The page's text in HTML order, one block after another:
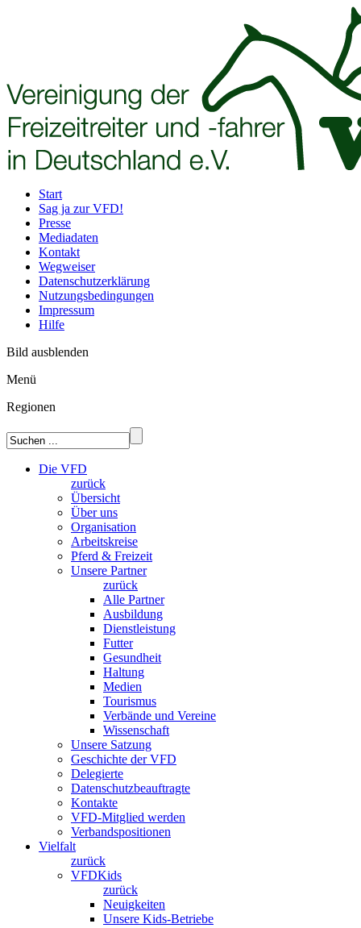
Start
Sag ja zur VFD!
Presse
Mediadaten
Kontakt
Wegweiser
Datenschutzerklärung
Nutzungsbedingungen
Impressum
Hilfe
Bild ausblenden
Menü
Regionen
Die VFD
zurück
Übersicht
Über uns
Organisation
Arbeitskreise
Pferd & Freizeit
Unsere Partner
zurück
Alle Partner
Ausbildung
Dienstleistung
Futter
Gesundheit
Haltung
Medien
Tourismus
Verbände und Vereine
Wissenschaft
Unsere Satzung
Geschichte der VFD
Delegierte
Datenschutzbeauftragte
Kontakte
VFD-Mitglied werden
Verbandspositionen
Vielfalt
zurück
VFDKids
zurück
Neuigkeiten
Unsere Kids-Betriebe